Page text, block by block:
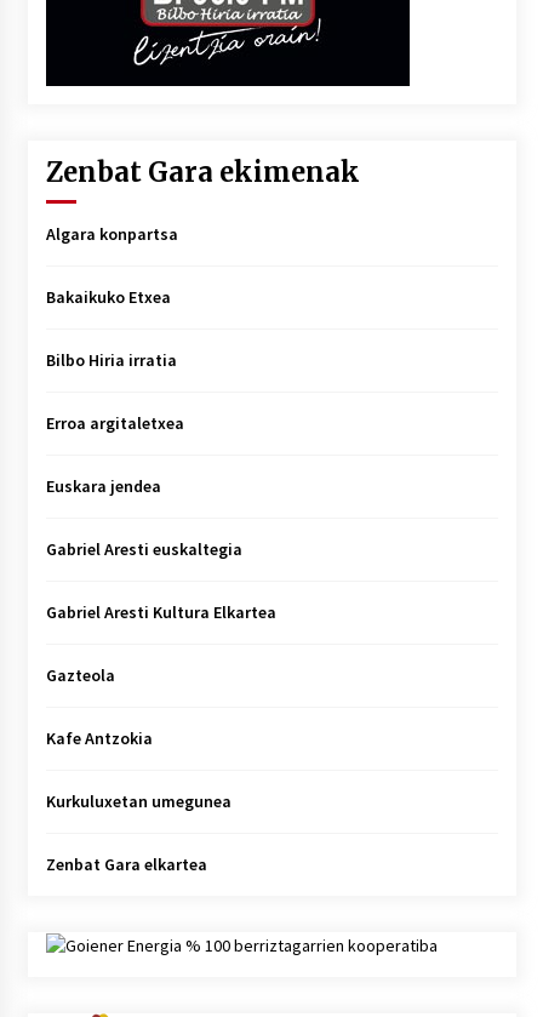
Zenbat Gara ekimenak
Algara konpartsa
Bakaikuko Etxea
Bilbo Hiria irratia
Erroa argitaletxea
Euskara jendea
Gabriel Aresti euskaltegia
Gabriel Aresti Kultura Elkartea
Gazteola
Kafe Antzokia
Kurkuluxetan umegunea
Zenbat Gara elkartea